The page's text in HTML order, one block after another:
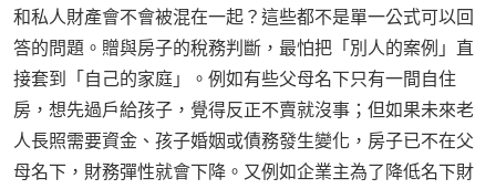
和私人財產會不會被混在一起？這些都不是單一公式可以回
答的問題。贈與房子的稅務判斷，最怕把「別人的案例」直
接套到「自己的家庭」。例如有些父母名下只有一間自住
房，想先過戶給孩子，覺得反正不賣就沒事；但如果未來老
人長照需要資金、孩子婚姻或債務發生變化，房子已不在父
母名下，財務彈性就會下降。又例如企業主為了降低名下財